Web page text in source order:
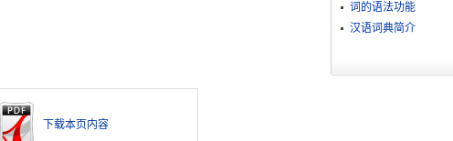
下载本页内容
词的语法功能
汉语词典简介